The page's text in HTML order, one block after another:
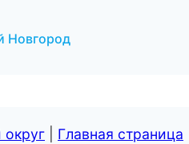
Новгород
Главная страница